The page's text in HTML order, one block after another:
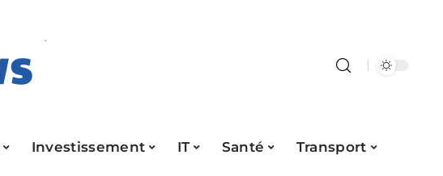
Investissement IT Santé
Transport